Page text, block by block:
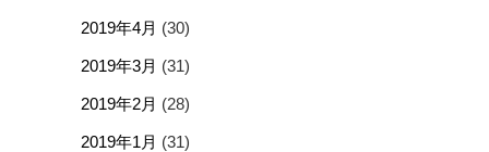
2019年4月 (30)
2019年3月 (31)
2019年2月 (28)
2019年1月 (31)